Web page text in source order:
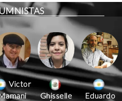
Victor
Ghisselle
Eduardo